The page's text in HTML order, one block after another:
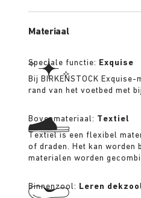
Materiaal
Speciale functie: Exquise
Bij BIRKENSTOCK
rand van het voetbed met
Bovenmateriaal: Textiel
Textiel is een flexibel
of draden. Het kan worden
materialen worden
Binnenzool: Leren